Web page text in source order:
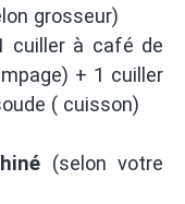
grosseur)
cuiller à café de
+ 1 cuiller
( cuisson)
(selon votre